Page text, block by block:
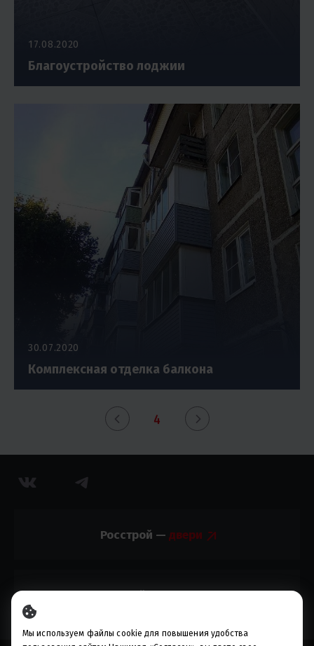
17.08.2020
Благоустройство лоджии
30.07.2020
Комплексная отделка балкона
4
Росстрой —
Росстрой —
Мы используем файлы cookie для повышения удобства